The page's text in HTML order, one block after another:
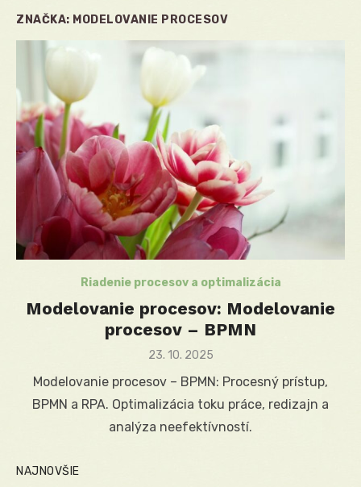
ZNAČKA: MODELOVANIE PROCESOV
Riadenie procesov a optimalizácia
Modelovanie procesov: Modelovanie
procesov – BPMN
Posted
23. 10. 2025
Modelovanie procesov – BPMN: Procesný prístup,
BPMN a RPA. Optimalizácia toku práce, redizajn a
analýza neefektívností.
NAJNOVŠIE